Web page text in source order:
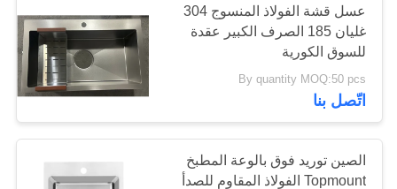
حوض الفولاذ المقاوم
للصدأ PVD
18
عسل قشة الفولاذ المنسوج 304
غليان 185 الصرف الكبير عقدة
للسوق الكورية
By quantity MOQ:50 pcs
اتّصل بنا
الصين توريد فوق بالوعة المطبخ
Topmount الفولاذ المقاوم للصدأ